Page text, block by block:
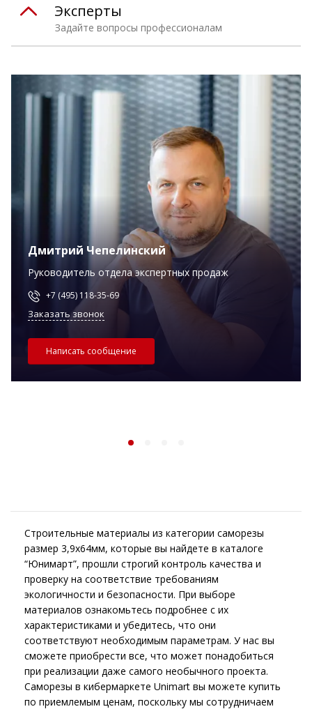
Задайте вопросы профессионалам
Эксперты
Дмитрий Чепелинский
Руководитель отдела экспертных продаж
+7 (495) 118-35-69
Заказать звонок
Написать сообщение
Строительные материалы из категории саморезы
размер 3,9х64мм, которые вы найдете в каталоге
“Юнимарт”, прошли строгий контроль качества и
проверку на соответствие требованиям
экологичности и безопасности. При выборе
материалов ознакомьтесь подробнее с их
характеристиками и убедитесь, что они
соответствуют необходимым параметрам. У нас вы
сможете приобрести все, что может понадобиться
при реализации даже самого необычного проекта.
Саморезы в кибермаркете Unimart вы можете купить
по приемлемым ценам, поскольку мы сотрудничаем